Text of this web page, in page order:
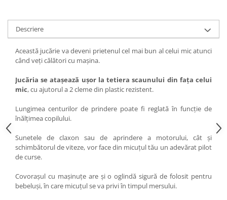
Descriere
Această jucărie va deveni prietenul cel mai bun al celui mic atunci
când veţi călători cu maşina.
Jucăria se ataşează uşor la tetiera scaunului din faţa celui
mic, cu ajutorul a 2 cleme din plastic rezistent.
Lungimea centurilor de prindere poate fi reglată în funcţie de
înălţimea copilului.
Sunetele de claxon sau de aprindere a motorului, cât şi
schimbătorul de viteze, vor face din micuţul tău un adevărat pilot
de curse.
Covoraşul cu maşinuţe are şi o oglindă sigură de folosit pentru
bebeluşi, în care micuţul se va privi în timpul mersului.